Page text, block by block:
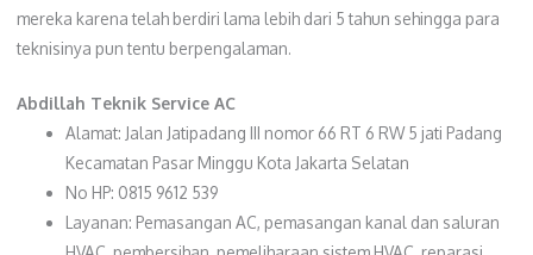
mereka karena telah berdiri lama lebih dari 5 tahun sehingga para
teknisinya pun tentu berpengalaman.
Abdillah Teknik Service AC
Alamat: Jalan Jatipadang III nomor 66 RT 6 RW 5 jati Padang
Kecamatan Pasar Minggu Kota Jakarta Selatan
No HP: 0815 9612 539
Layanan: Pemasangan AC, pemasangan kanal dan saluran